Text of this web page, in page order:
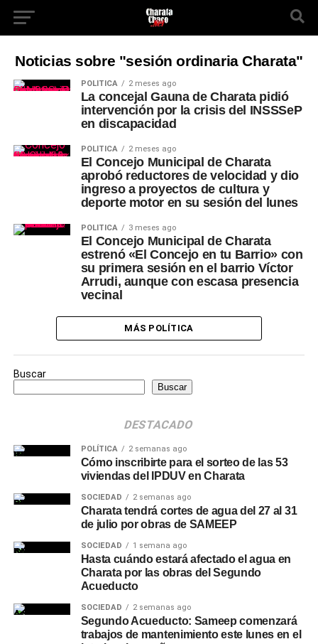
Noticias sobre "sesión ordinaria Charata"
POLÍTICA 2 meses ago
La concejal Gauna de Charata pidió
intervención por la crisis del INSSSeP
en discapacidad
POLÍTICA 2 meses ago
El Concejo Municipal de Charata
aprobó reductores de velocidad y dio
ingreso a proyectos de cultura y
deporte motor en su sesión del lunes
POLÍTICA 3 meses ago
El Concejo Municipal de Charata
estrenó «El Concejo en tu Barrio» con
su primera sesión en el barrio Víctor
Arrudi, aunque con escasa presencia
vecinal
MÁS POLÍTICA
Buscar
Buscar
DESTACADO
POLÍTICA 2 semanas ago
Cómo inscribirte para el sorteo de las 53
viviendas del IPDUV en Charata
SOCIEDAD 2 semanas ago
Charata tendrá cortes de agua del 27 al 31
de julio por obras de SAMEEP
SOCIEDAD 1 semana ago
Hasta cuándo estará afectado el agua en
Charata por las obras del Segundo
Acueducto
SOCIEDAD 2 semanas ago
Segundo Acueducto: Sameep comenzará
trabajos de mantenimiento este lunes en el